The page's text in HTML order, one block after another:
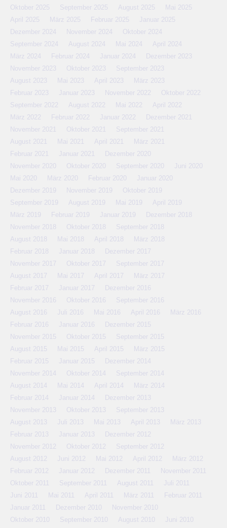
Oktober 2025
September 2025 August 2025
Mai 2025
April 2025
März 2025 Februar 2025
Januar 2025
Dezember 2024
November 2024
Oktober 2024
September 2024
August 2024 Mai 2024
April 2024
März 2024
Februar 2024 Januar 2024
Dezember 2023
November 2023
Oktober 2023
September 2023
August 2023
Mai 2023 April 2023
März 2023
Februar 2023
Januar 2023 November 2022
Oktober 2022
September 2022
August 2022 Mai 2022
April 2022
März 2022
Februar 2022 Januar 2022
Dezember 2021
November 2021
Oktober 2021
September 2021
August 2021
Mai 2021 April 2021
März 2021
Februar 2021
Januar 2021
Dezember 2020
November 2020
Oktober 2020 September 2020
Juni 2020
Mai 2020
März 2020 Februar 2020
Januar 2020
Dezember 2019
November 2019
Oktober 2019
September 2019
August 2019 Mai 2019
April 2019
März 2019
Februar 2019 Januar 2019
Dezember 2018
November 2018
Oktober 2018
September 2018
August 2018
Mai 2018 April 2018
März 2018
Februar 2018
Januar 2018
Dezember 2017
November 2017
Oktober 2017
September 2017
August 2017
Mai 2017 April 2017
März 2017
Februar 2017
Januar 2017
Dezember 2016
November 2016
Oktober 2016
September 2016
August 2016
Juli 2016 Mai 2016 April 2016
März 2016
Februar 2016
Januar 2016
Dezember 2015
November 2015
Oktober 2015
September 2015
August 2015
Mai 2015 April 2015
März 2015
Februar 2015
Januar 2015
Dezember 2014
November 2014
Oktober 2014
September 2014
August 2014
Mai 2014 April 2014
März 2014
Februar 2014
Januar 2014
Dezember 2013
November 2013
Oktober 2013
September 2013
August 2013
Juli 2013 Mai 2013 April 2013
März 2013
Februar 2013
Januar 2013
Dezember 2012
November 2012
Oktober 2012
September 2012
August 2012
Juni 2012 Mai 2012 April 2012
März 2012
Februar 2012
Januar 2012 Dezember 2011
November 2011
Oktober 2011
September 2011 August 2011
Juli 2011
Juni 2011
Mai 2011 April 2011 März 2011
Februar 2011
Januar 2011
Dezember 2010
November 2010
Oktober 2010
September 2010 August 2010
Juni 2010